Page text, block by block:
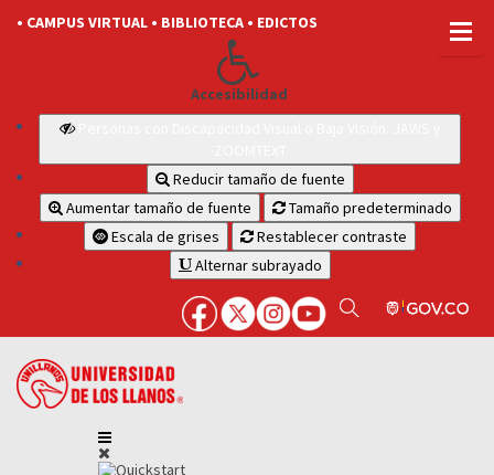
• CAMPUS VIRTUAL • BIBLIOTECA • EDICTOS
Accesibilidad
Reducir tamaño de fuente
Aumentar tamaño de fuente
Tamaño predeterminado
Escala de grises
Restablecer contraste
Alternar subrayado